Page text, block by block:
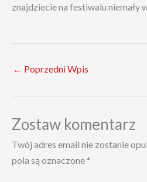
znajdziecie na festiwalu niemały
← Poprzedni Wpis
Zostaw komentarz
Twój adres email nie zostanie
pola są oznaczone *